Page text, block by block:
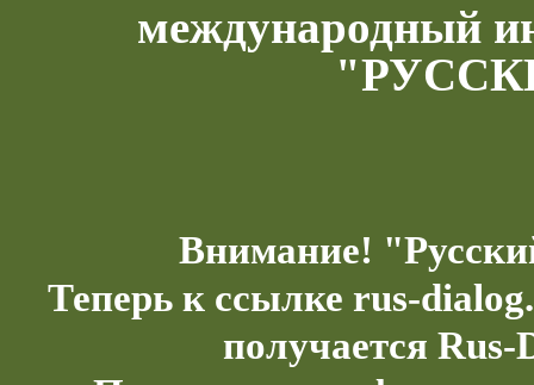
международный
Внимание!
Теперь к ссылке rus-
получается Rus-